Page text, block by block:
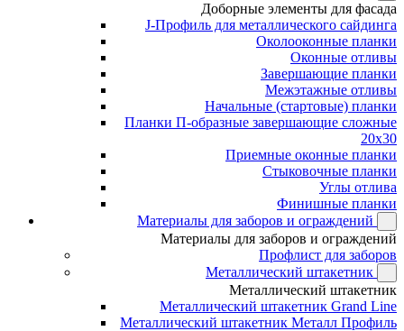
Доборные элементы для фасада
J-Профиль для металлического сайдинга
Околооконные планки
Оконные отливы
Завершающие планки
Межэтажные отливы
Начальные (стартовые) планки
Планки П-образные завершающие сложные
20x30
Приемные оконные планки
Стыковочные планки
Углы отлива
Финишные планки
Материалы для заборов и ограждений
Материалы для заборов и ограждений
Профлист для заборов
Металлический штакетник
Металлический штакетник
Металлический штакетник Grand Line
Металлический штакетник Металл Профиль